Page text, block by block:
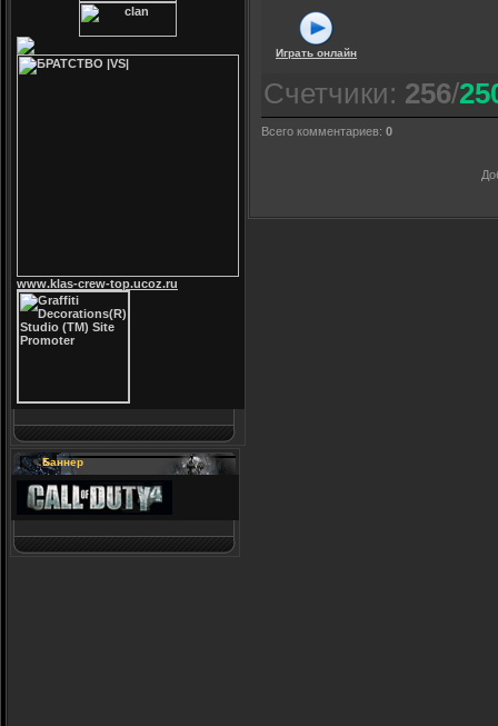
www.klas-crew-top.ucoz.ru
Баннер
Играть онлайн
Счетчики: 256/
Всего комментариев: 0